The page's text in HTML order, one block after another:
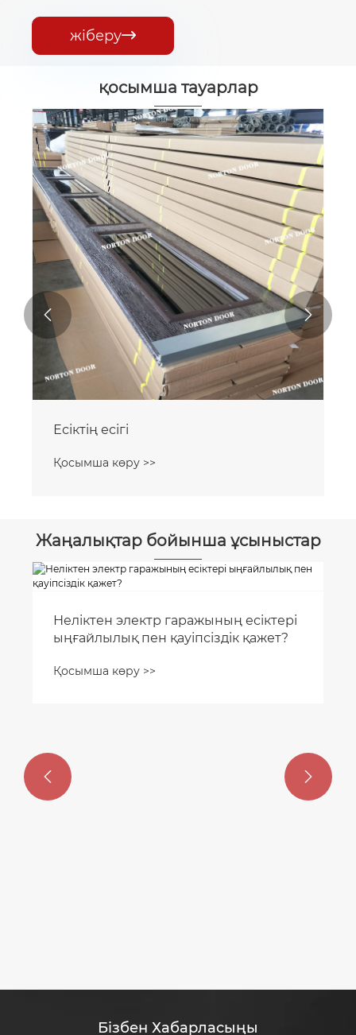
жіберу
қосымша тауарлар
Есіктің есігі
Қосымша көру >>
 
Жаңалықтар бойынша ұсыныстар
автоматты гараж есік жүйелері
 
Бізбен Хабарласыңы